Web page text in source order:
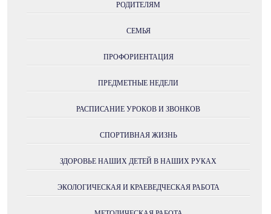
РОДИТЕЛЯМ
СЕМЬЯ
ПРОФОРИЕНТАЦИЯ
ПРЕДМЕТНЫЕ НЕДЕЛИ
РАСПИСАНИЕ УРОКОВ И ЗВОНКОВ
СПОРТИВНАЯ ЖИЗНЬ
ЗДОРОВЬЕ НАШИХ ДЕТЕЙ В НАШИХ РУКАХ
ЭКОЛОГИЧЕСКАЯ И КРАЕВЕДЧЕСКАЯ РАБОТА